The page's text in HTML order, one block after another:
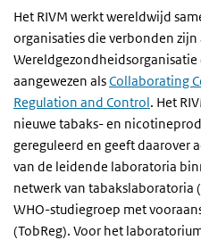
Het RIVM werkt wereldwijd
organisaties die verbonden zijn
Wereldgezondheidsorganisatie
aangewezen alsCollaborating
Regulation and Control. Het
nieuwe tabaks- en
gereguleerd en geeft daarover
van de leidende laboratoria
netwerk van tabakslaboratoria
WHO-studiegroep met
(TobReg). Voor het